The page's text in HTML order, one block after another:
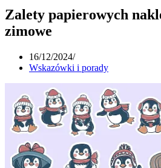
Zalety papierowych
zimowe
16/12/2024/
Wskazówki i porady